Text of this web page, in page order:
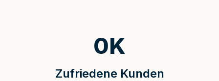
Zufriedene Kunden
0K